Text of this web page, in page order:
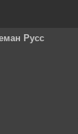
Русс